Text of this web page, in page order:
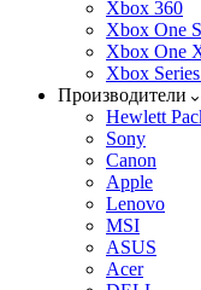
Xbox 360
Xbox One S
Xbox One
Xbox
Производители
Hewlett
Sony
Canon
Apple
Lenovo
MSI
ASUS
Acer